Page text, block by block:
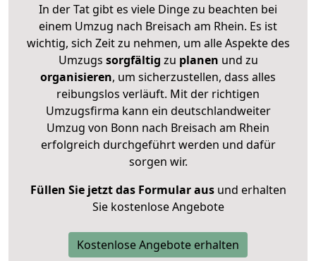
In der Tat gibt es viele Dinge zu beachten bei
einem Umzug nach Breisach am Rhein. Es ist
wichtig, sich Zeit zu nehmen, um alle Aspekte des
Umzugs sorgfältig zu planen und zu
organisieren, um sicherzustellen, dass alles
reibungslos verläuft. Mit der richtigen
Umzugsfirma kann ein deutschlandweiter
Umzug von Bonn nach Breisach am Rhein
erfolgreich durchgeführt werden und dafür
sorgen wir.
Füllen Sie jetzt das Formular ausund erhalten
Sie kostenlose Angebote
Kostenlose Angebote erhalten